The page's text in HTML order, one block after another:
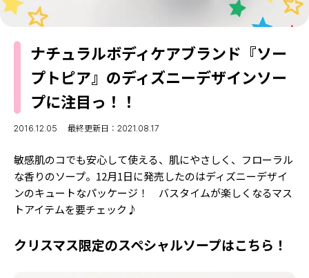
スキンケア
ボディケア
勉強・受験・進路
K-POP
ライフスタイルニュース
JKランキング・アワード
モデルの購入品
おでかけ
お悩み相談
JK TREND
MODELS
MODEL'S BLOG
TikTok
Instagram
YouTube
FORTUNE
ゲッターズ飯田
MISS SEVENTEEN
ミスセブンティーンニュース
MAGAZINE
ナチュラルボディケアブランド『ソー
プトピア』のディズニーデザインソー
プに注目っ！！
2016.12.05 最終更新日：2021.08.17
敏感肌のコでも安心して使える、肌にやさしく、フローラル
な香りのソープ。12月1日に発売したのはディズニーデザイ
ンのキュートなパッケージ！ バスタイムが楽しくなるマス
トアイテムを要チェック♪
クリスマス限定のスペシャルソープはこちら！